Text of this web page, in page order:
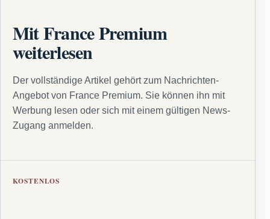
Mit France Premium
weiterlesen
Der vollständige Artikel gehört zum Nachrichten-
Angebot von France Premium. Sie können ihn mit
Werbung lesen oder sich mit einem gültigen News-
Zugang anmelden.
KOSTENLOS